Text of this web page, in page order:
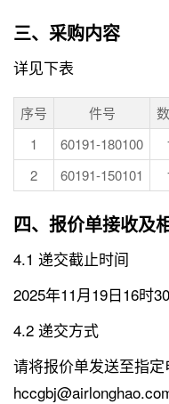
三、采购内容
详见下表
序号 件号
1
60191-180100
2
60191-150101
四、报价单接收及
4.1 递交截止时间
2025年11月19日16时
4.2 递交方式
请将报价单发送至指定